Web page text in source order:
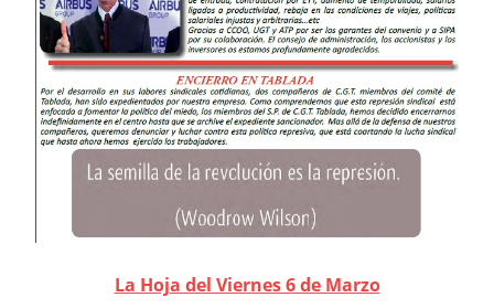
La Hoja del Viernes 6 de Marzo